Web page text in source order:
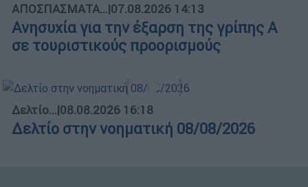
ΑΠΟΣΠΑΣΜΑΤΑ...|07.08.2026 14:13
Ανησυχία για την έξαρση της γρίπης Α
σε τουριστικούς προορισμούς
Δελτίο...|08.08.2026 16:18
Δελτίο στην νοηματική 08/08/2026